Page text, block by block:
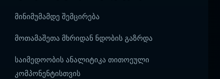
მინიმუმამდე შემცირება
მოთამაშეთა მხრიდან ნდობის გაზრდა
საიმედოობის ანალიტიკა თითოეული
კომპონენტისთვის